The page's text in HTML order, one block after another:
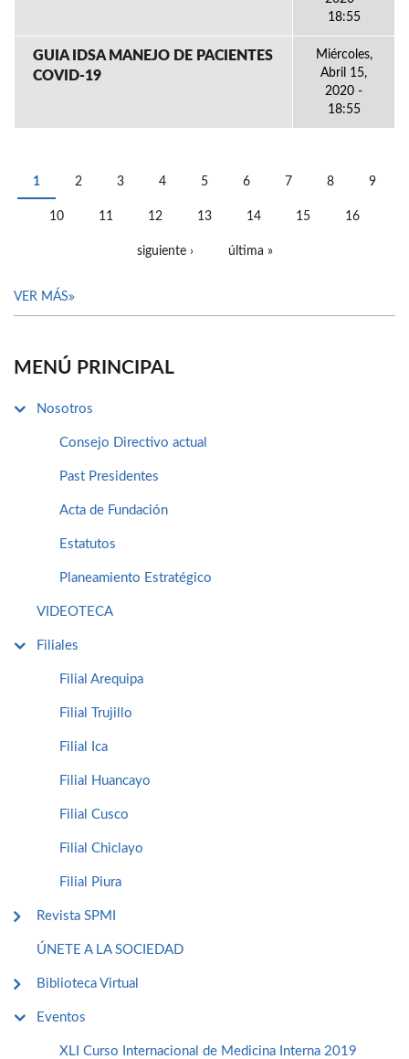
18:55
GUIA IDSA MANEJO DE PACIENTES
COVID-19
Miércoles,
Abril 15,
2020 -
18:55
PÁGINAS
1 2 3 4 5 6 7 8 9
10 11 12 13 14 15 16
siguiente › última »
VER MÁS
MENÚ PRINCIPAL
Nosotros
Consejo Directivo actual
Past Presidentes
Acta de Fundación
Estatutos
Planeamiento Estratégico
VIDEOTECA
Filiales
Filial Arequipa
Filial Trujillo
Filial Ica
Filial Huancayo
Filial Cusco
Filial Chiclayo
Filial Piura
Revista SPMI
ÚNETE A LA SOCIEDAD
Biblioteca Virtual
Eventos
XLI Curso Internacional de Medicina Interna 2019